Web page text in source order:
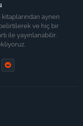
aynen
belirtilerek ve hiç bir
ile yayınlanabilir.